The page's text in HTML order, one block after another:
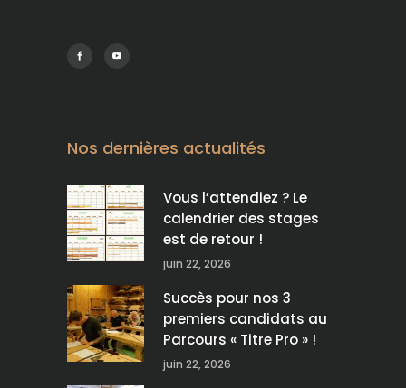
Nos dernières actualités
Vous l’attendiez ? Le
calendrier des stages
est de retour !
juin 22, 2026
Succès pour nos 3
premiers candidats au
Parcours « Titre Pro » !
juin 22, 2026